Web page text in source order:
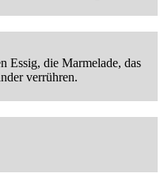
Essig, die Marmelade, das
verrühren.